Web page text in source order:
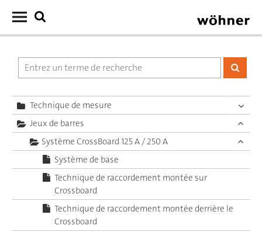
Technique de mesure
Jeux de barres
Système CrossBoard 125 A / 250 A
Système de base
Technique de raccordement montée sur
Crossboard
Technique de raccordement montée derrière le
Crossboard